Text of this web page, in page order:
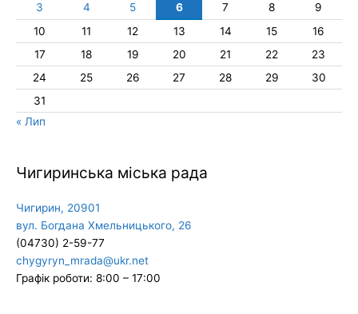
3
4 5 6 7 8
9
10
11 12 13 14 15
16
17
18 19 20 21 22
23
24
25 26 27 28 29
30
31
« Лип
Чигиринська міська рада
Чигирин, 20901
вул. Богдана Хмельницького, 26
(04730) 2-59-77
chygyryn_mrada@ukr.net
Графік роботи: 8:00 – 17:00